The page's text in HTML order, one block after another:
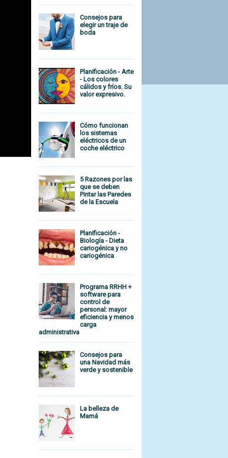
Consejos para
elegir un traje de
boda
Planificación - Arte
- Los colores
cálidos y fríos. Su
valor expresivo.
Cómo funcionan
los sistemas
eléctricos de un
coche eléctrico
5 Razones por las
que se deben
Pintar las Paredes
de la Escuela
Planificación -
Biología - Dieta
cariogénica y no
cariogénica
Programa RRHH +
software para
control de
personal: mayor
eficiencia y menos
carga
administrativa
Consejos para
una Navidad más
verde y sostenible
La belleza de
Mamá